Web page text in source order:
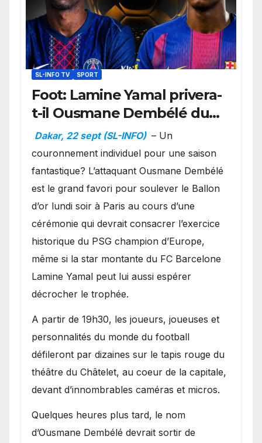
SL-INFO TV SPORT
Foot: Lamine Yamal privera-
t-il Ousmane Dembélé du
Ballon d’or ?
Dakar, 22 sept (SL-INFO) – Un
couronnement individuel pour une saison
fantastique? L’attaquant Ousmane Dembélé
est le grand favori pour soulever le Ballon
d’or lundi soir à Paris au cours d’une
cérémonie qui devrait consacrer l’exercice
historique du PSG champion d’Europe,
même si la star montante du FC Barcelone
Lamine Yamal peut lui aussi espérer
décrocher le trophée.
A partir de 19h30, les joueurs, joueuses et
personnalités du monde du football
défileront par dizaines sur le tapis rouge du
théâtre du Châtelet, au coeur de la capitale,
devant d’innombrables caméras et micros.
Quelques heures plus tard, le nom
d’Ousmane Dembélé devrait sortir de